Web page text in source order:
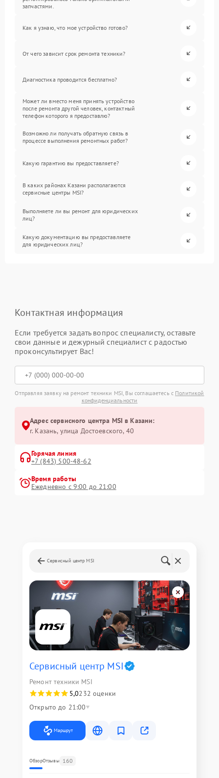
запчастями.
Как я узнаю, что мое устройство готово?
От чего зависит срок ремонта техники?
Диагностика проводится бесплатно?
Может ли вместо меня принять устройство
после ремонта другой человек, контактный
телефон которого я предоставлю?
Возможно ли получать обратную связь в
процессе выполнения ремонтных работ?
Какую гарантию вы предоставляете?
В каких районах Казани располагаются
сервисные центры MSI?
Выполняете ли вы ремонт для юридических
лиц?
Какую документацию вы предоставляете
для юридических лиц?
Контактная информация
Если требуется задать вопрос специалисту, оставьте
свои данные и дежурный специалист с радостью
проконсультирует Вас!
Отправляя заявку на ремонт техники MSI, Вы соглашаетесь с Политикой
конфиденциальности
Адрес сервисного центра MSI в Казани:
г. Казань, улица Достоевского, 40
Горячая линия
+7 (843) 500-48-62
Время работы
Ежедневно с 9:00 до 21:00
Сервисный центр MSI
Сервисный центр MSI
Ремонт техники MSI
5,0232 оценки
Открыто до 21:00
Маршрут
ОбзорОтзывы 160